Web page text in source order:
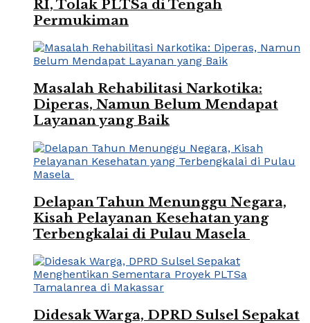
RI, Tolak PLTSa di Tengah
Permukiman
Masalah Rehabilitasi Narkotika:
Diperas, Namun Belum Mendapat
Layanan yang Baik
Delapan Tahun Menunggu Negara,
Kisah Pelayanan Kesehatan yang
Terbengkalai di Pulau Masela
Didesak Warga, DPRD Sulsel Sepakat